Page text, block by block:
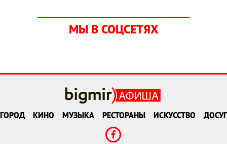
МЫ В СОЦСЕТЯХ
ГОРОД КИНО МУЗЫКА РЕСТОРАНЫ ИСКУССТВО ДОСУГ